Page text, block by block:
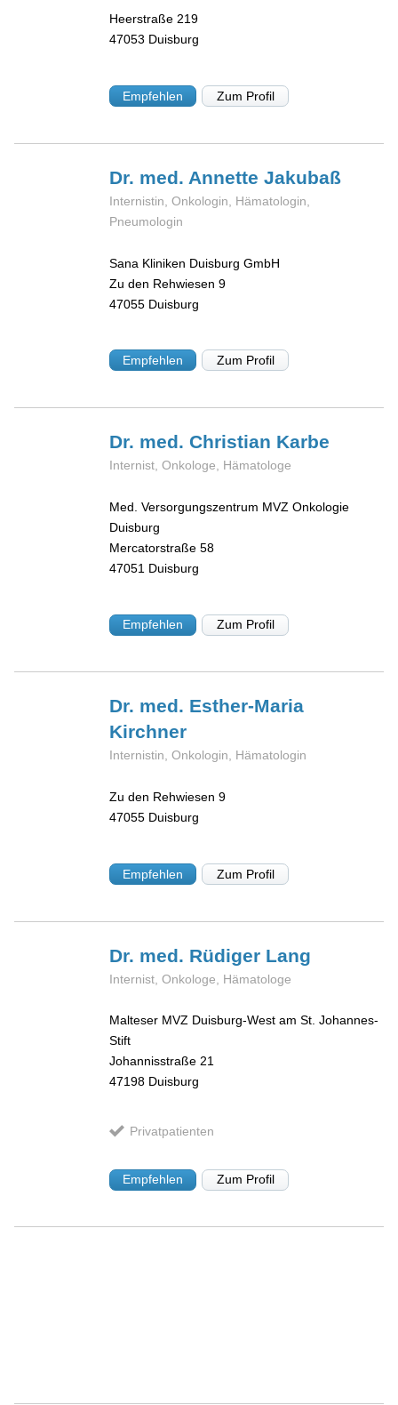
Heerstraße 219
47053 Duisburg
Empfehlen Zum Profil
Dr. med. AnnetteJakubaß
Internistin, Onkologin, Hämatologin,
Pneumologin
Sana Kliniken Duisburg GmbH
Zu den Rehwiesen 9
47055 Duisburg
Empfehlen Zum Profil
Dr. med. Christian Karbe
Internist, Onkologe, Hämatologe
Med. Versorgungszentrum MVZ Onkologie
Duisburg
Mercatorstraße 58
47051 Duisburg
Empfehlen Zum Profil
Dr. med. Esther-Maria
Kirchner
Internistin, Onkologin, Hämatologin
Zu den Rehwiesen 9
47055 Duisburg
Empfehlen Zum Profil
Dr. med. Rüdiger Lang
Internist, Onkologe, Hämatologe
Malteser MVZ Duisburg-West am St. Johannes-
Stift
Johannisstraße 21
47198 Duisburg
Privatpatienten
Empfehlen Zum Profil